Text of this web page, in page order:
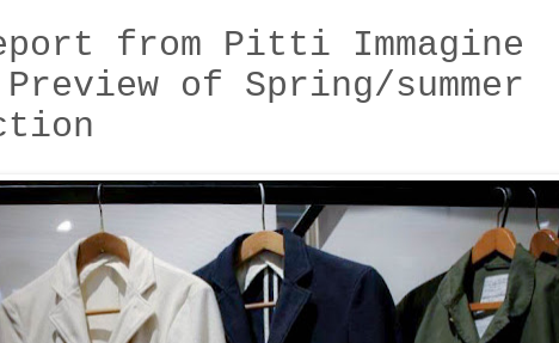
from Pitti Immagine
Preview of Spring/summer